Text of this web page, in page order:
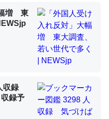
を大量に使う脊椎動物と貝
類だと殻を無くしてナメク
問題＝「昆虫はなぜ海にいな
幅増 東
収録
録予